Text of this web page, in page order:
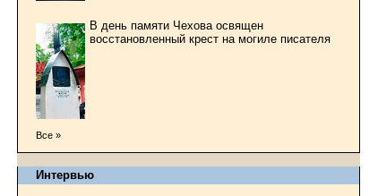
В день памяти Чехова освящен
восстановленный крест на могиле писателя
Все »
Интервью